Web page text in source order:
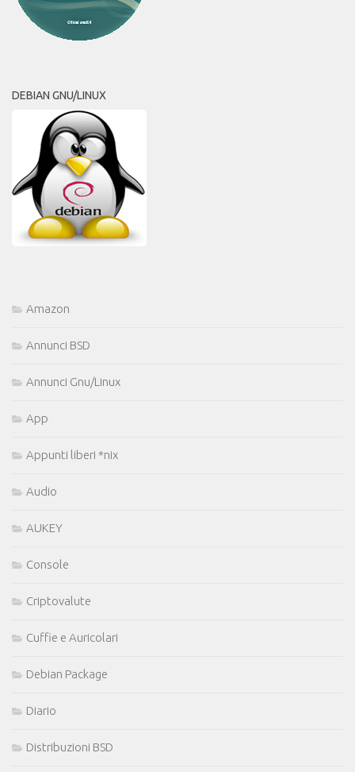
DEBIAN GNU/LINUX
Amazon
Annunci BSD
Annunci Gnu/Linux
App
Appunti liberi *nix
Audio
AUKEY
Console
Criptovalute
Cuffie e Auricolari
Debian Package
Diario
Distribuzioni BSD